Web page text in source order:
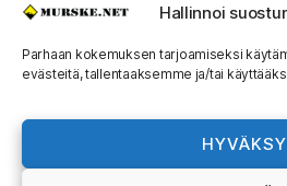
Hallinnoi
Parhaan kokemuksen tarjoamiseksi
evästeitä, tallentaaksemme ja/tai
HYVÄKSY
© 2026MURSKE.NET
rekisteriseloste